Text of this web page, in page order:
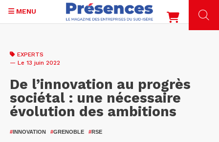
contenu
MENU
EXPERTS
— Le 13 juin 2022
De l’innovation au progrès
sociétal : une nécessaire
évolution des ambitions
#INNOVATION #GRENOBLE #RSE